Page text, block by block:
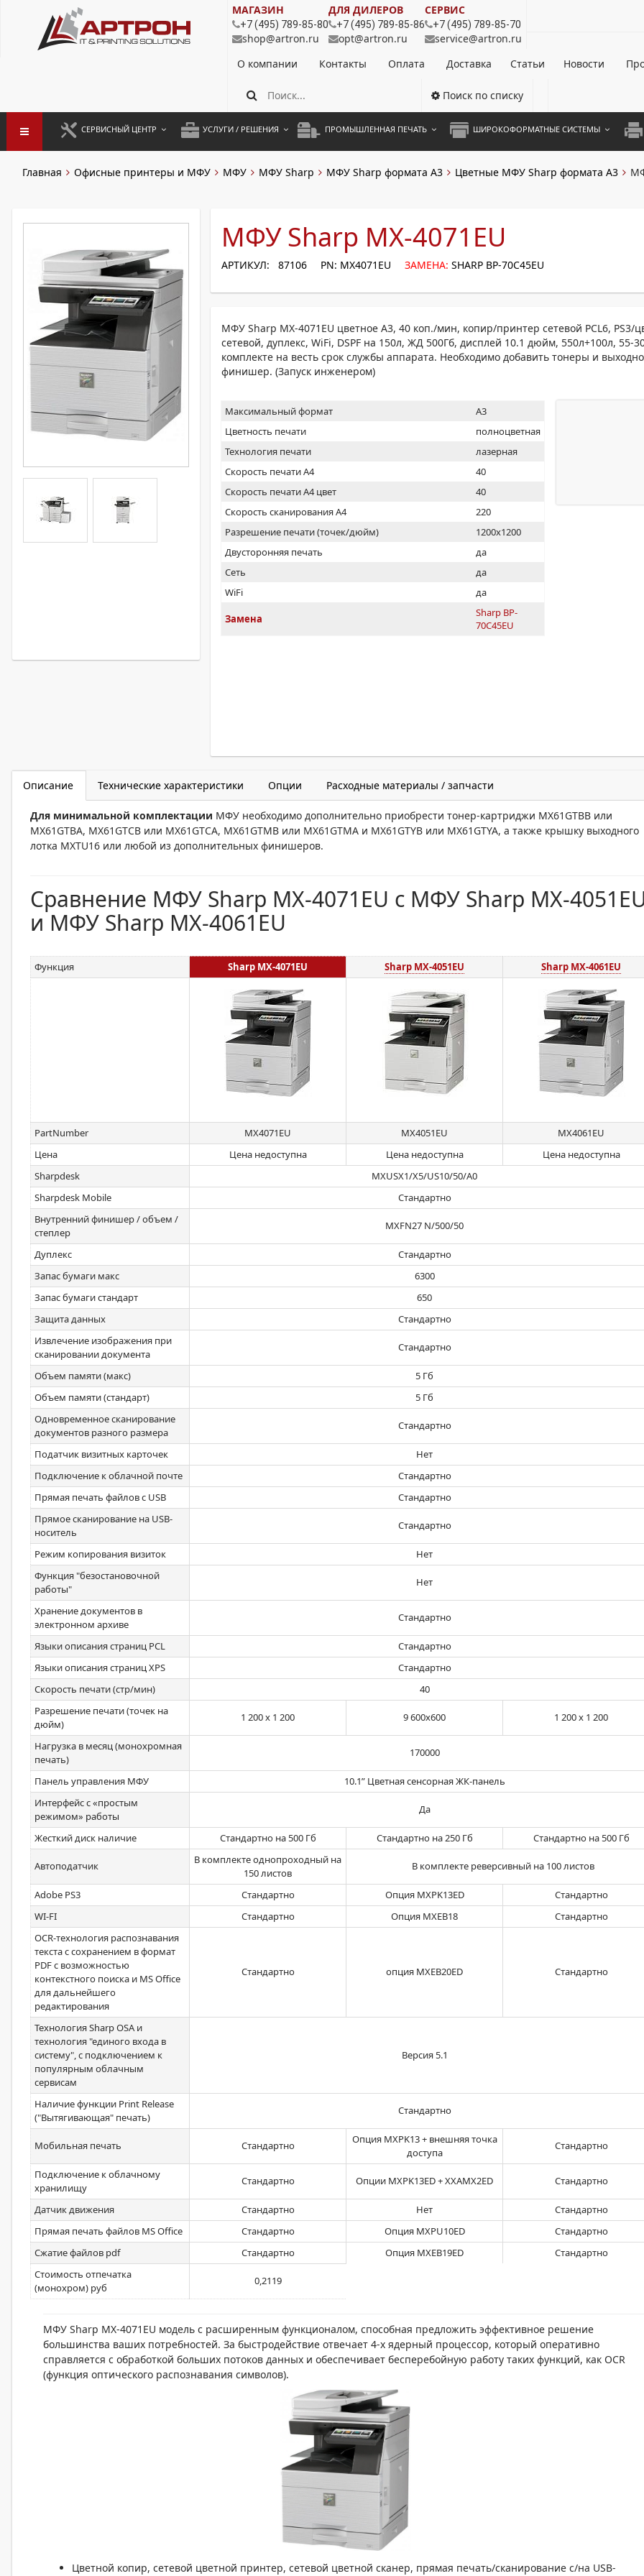
МАГАЗИН
+7 (495) 789-85-80
shop@artron.ru
ДЛЯ ДИЛЕРОВ
+7 (495) 789-85-86
opt@artron.ru
СЕРВИС
+7 (495) 789-85-70
service@artron.ru
О компании
Контакты Оплата Доставка Статьи Новости
Поиск по списку
СЕРВИСНЫЙ ЦЕНТР
ПРОФИЛАКТИКА И ТО
РАЗОВЫЕ РЕМОНТЫ
УСЛУГИ / РЕШЕНИЯ
АРЕНДА ОБОРУДОВАНИЯ
ПРОМЫШЛЕННАЯ ПЕЧАТЬ ШИРОКОФОРМАТНЫЕ СИСТЕМЫ
Главная Офисные принтеры и МФУ МФУ МФУ Sharp МФУ Sharp формата A3 Цветные МФУ Sharp формата A3
МФУ Sharp MX-4071EU
АРТИКУЛ: 87106 PN: MX4071EU ЗАМЕНА: SHARP BP-70C45EU
МФУ Sharp MX-4071EU цветное А3, 40 коп./мин, копир/принтер сетевой PCL6, PS3/
сетевой, дуплекс, WiFi, DSPF на 150л, ЖД 500Гб, дисплей 10.1 дюйм, 550л+100л, 55-
комплекте на весть срок службы аппарата. Необходимо добавить тонеры и
финишер. (Запуск инженером)
Максимальный формат
A3
Цветность печати
полноцветная
Технология печати
лазерная
Скорость печати А4
40
Скорость печати А4 цвет
40
Скорость сканирования А4
220
Разрешение печати (точек/дюйм)
1200x1200
Двусторонняя печать
да
Сеть
да
WiFi
да
Замена
Sharp BP-
70C45EU
Описание Технические характеристики Опции Расходные материалы / запчасти
Для минимальной комплектации МФУ необходимо дополнительно приобрести тонер-картриджи MX61GTBB или
MX61GTBA, MX61GTCB или MX61GTCA, MX61GTMB или MX61GTMA и MX61GTYB или MX61GTYA, а также крышку выходного
лотка MXTU16 или любой из дополнительных финишеров.
Сравнение МФУ Sharp MX-4071EU с МФУ Sharp MX-
и МФУ Sharp MX-4061EU
Функция Sharp MX-4071EU Sharp MX-4051EU Sharp MX-4061EU
PartNumber MX4071EU MX4051EU
MX4061EU
Цена
Цена недоступна Цена недоступна
Цена недоступна
Sharpdesk
MXUSX1/X5/US10/50/A0
Sharpdesk Mobile
Стандартно
Внутренний финишер / объем /
степлер
MXFN27 N/500/50
Дуплекс
Стандартно
Запас бумаги макс
6300
Запас бумаги стандарт
650
Защита данных
Стандартно
Извлечение изображения при
сканировании документа
Стандартно
Объем памяти (макс)
5 Гб
Объем памяти (стандарт)
5 Гб
Одновременное сканирование
документов разного размера
Стандартно
Податчик визитных карточек
Нет
Подключение к облачной почте
Стандартно
Прямая печать файлов с USB
Стандартно
Прямое сканирование на USB-
носитель
Стандартно
Режим копирования визиток
Нет
Функция "безостановочной
работы"
Нет
Хранение документов в
электронном архиве
Стандартно
Языки описания страниц PCL
Стандартно
Языки описания страниц XPS
Стандартно
Скорость печати (стр/мин)
40
Разрешение печати (точек на
дюйм)
1 200 х 1 200 9 600х600 1 200 х 1 200
Нагрузка в месяц (монохромная
печать)
170000
Панель управления МФУ
10.1” Цветная сенсорная ЖК-панель
Интерфейс с «простым
режимом» работы
Да
Жесткий диск наличие Стандартно на 500 Гб Стандартно на 250 Гб Стандартно на 500 Гб
Автоподатчик
В комплекте однопроходный на
150 листов
В комплекте реверсивный на 100 листов
Adobe PS3 Стандартно Опция MXPK13ED
Стандартно
WI-FI
Стандартно Опция MXEB18
Стандартно
OCR-технология распознавания
текста с сохранением в формат
PDF с возможностью
контекстного поиска и MS Office
для дальнейшего
редактирования
Стандартно опция MXEB20ED Стандартно
Технология Sharp OSA и
технология "единого входа в
систему", с подключением к
популярным облачным
сервисам
Версия 5.1
Наличие функции Print Release
("Вытягивающая" печать)
Стандартно
Мобильная печать Стандартно
Опция MXPK13 + внешняя точка
доступа
Стандартно
Подключение к облачному
хранилищу
Стандартно Опции MXPK13ED + XXAMX2ED Стандартно
Датчик движения Стандартно Нет
Стандартно
Прямая печать файлов MS Office
Стандартно Опция MXPU10ED
Стандартно
Сжатие файлов pdf
Стандартно Опция MXEB19ED
Стандартно
Стоимость отпечатка
(монохром) руб
0,2119
МФУ Sharp MX-4071EU модель с расширенным функционалом, способная предложить эффективное решение
большинства ваших потребностей. За быстродействие отвечает 4-х ядерный процессор, который оперативно
справляется с обработкой больших потоков данных и обеспечивает бесперебойную работу таких функций, как OCR
(функция оптического распознавания символов).
Цветной копир, сетевой цветной принтер, сетевой цветной сканер, прямая печать/сканирование с/на USB-